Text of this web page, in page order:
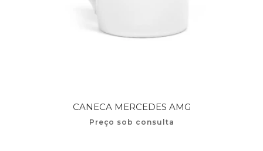
CANECA MERCEDES AMG
Preço sob consulta